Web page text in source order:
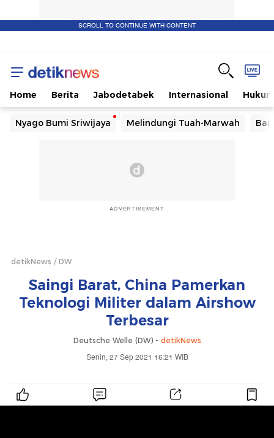
SCROLL TO CONTINUE WITH CONTENT
Home Berita Jabodetabek Internasional Hukum
Nyago Bumi Sriwijaya Melindungi Tuah-Marwah
ADVERTISEMENT
detikNews DW
Saingi Barat, China Pamerkan
Teknologi Militer dalam Airshow
Terbesar
Deutsche Welle (DW) - detikNews
Senin, 27 Sep 2021 16:21 WIB